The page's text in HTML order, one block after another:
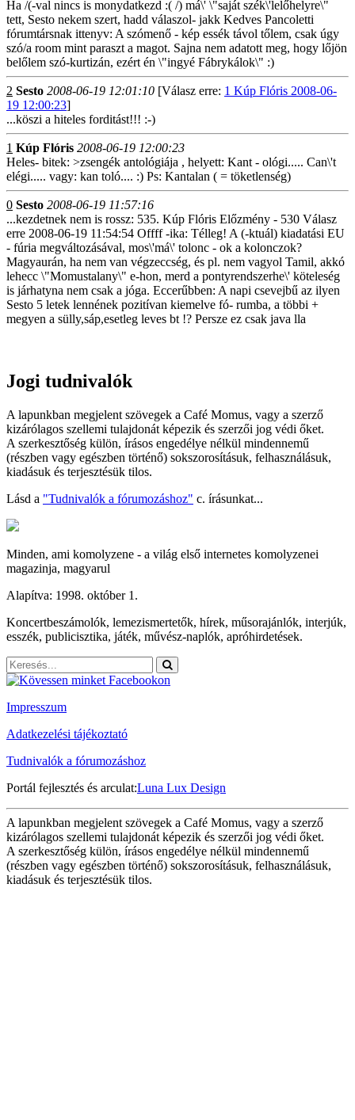
Ha /(-val nincs is monydatkezd :( /) má\' \"saját szék\'lelőhelyre\"
tett, Sesto nekem szert, hadd válaszol- jakk Kedves Pancoletti
fórumtársnak ittenyv: A szómenő - kép essék távol tőlem, csak úgy
szó/a room mint paraszt a magot. Sajna nem adatott meg, hogy lőjön
belőlem szó-kurtizán, ezért én \"ingyé Fábrykálok\" :)
2 Sesto 2008-06-19 12:01:10 [Válasz erre: 1 Kúp Flóris 2008-06-
19 12:00:23]
...köszi a hiteles forditást!!! :-)
1 Kúp Flóris 2008-06-19 12:00:23
Heles- bitek: >zsengék antológiája , helyett: Kant - ológi..... Can\'t
elégi..... vagy: kan toló.... :) Ps: Kantalan ( = töketlenség)
0 Sesto 2008-06-19 11:57:16
...kezdetnek nem is rossz: 535. Kúp Flóris Előzmény - 530 Válasz
erre 2008-06-19 11:54:54 Offff -ika: Télleg! A (-ktuál) kiadatási EU
- fúria megváltozásával, mos\'má\' tolonc - ok a kolonczok?
Magyaurán, ha nem van végzeccség, és pl. nem vagyol Tamil, akkó
lehecc \"Momustalany\" e-hon, merd a pontyrendszerhe\' köteleség
is járhatyna nem csak a jóga. Eccerűbben: A napi csevejbű az ilyen
Sesto 5 letek lennének pozitívan kiemelve fó- rumba, a többi +
megyen a sülly,sáp,esetleg leves bt !? Persze ez csak java lla
Jogi tudnivalók
A lapunkban megjelent szövegek a Café Momus, vagy a szerző
kizárólagos szellemi tulajdonát képezik és szerzői jog védi őket.
A szerkesztőség külön, írásos engedélye nélkül mindennemű
(részben vagy egészben történő) sokszorosításuk, felhasználásuk,
kiadásuk és terjesztésük tilos.
Lásd a "Tudnivalók a fórumozáshoz" c. írásunkat...
Minden, ami komolyzene - a világ első internetes komolyzenei
magazinja, magyarul
Alapítva: 1998. október 1.
Koncertbeszámolók, lemezismertetők, hírek, műsorajánlók, interjúk,
esszék, publicisztika, játék, művész-naplók, apróhirdetések.
Impresszum
Adatkezelési tájékoztató
Tudnivalók a fórumozáshoz
Portál fejlesztés és arculat:Luna Lux Design
A lapunkban megjelent szövegek a Café Momus, vagy a szerző
kizárólagos szellemi tulajdonát képezik és szerzői jog védi őket.
A szerkesztőség külön, írásos engedélye nélkül mindennemű
(részben vagy egészben történő) sokszorosításuk, felhasználásuk,
kiadásuk és terjesztésük tilos.